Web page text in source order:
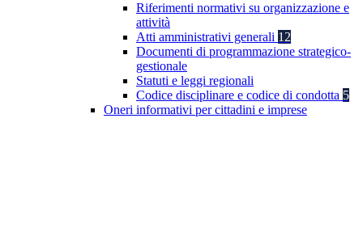
Riferimenti normativi su organizzazione e
attività
Atti amministrativi generali 12
Documenti di programmazione strategico-
gestionale
Statuti e leggi regionali
Codice disciplinare e codice di condotta 5
Oneri informativi per cittadini e imprese